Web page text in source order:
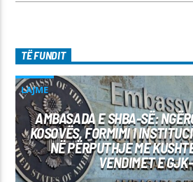
TË FUNDIT
LAJME
AMBASADA E SHBA-SË:
KOSOVËS, FORMIMI I
NË PËRPUTHJE ME
VENDIMET E